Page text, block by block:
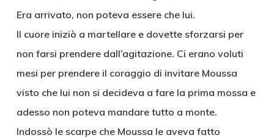
Era arrivato, non poteva essere che lui.
Il cuore iniziò a martellare e dovette sforzarsi per
non farsi prendere dall’agitazione. Ci erano voluti
mesi per prendere il coraggio di invitare Moussa
visto che lui non si decideva a fare la prima mossa e
adesso non poteva mandare tutto a monte.
Indossò le scarpe che Moussa le aveva fatto